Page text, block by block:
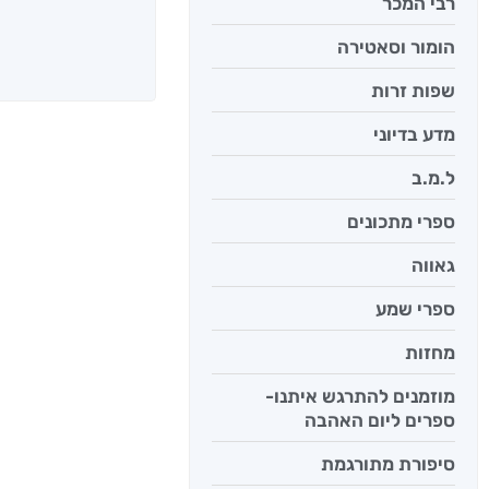
הומור וסאטירה
שפות זרות
מדע בדיוני
ל.מ.ב
ספרי מתכונים
גאווה
ספרי שמע
מחזות
מוזמנים להתרגש איתנו-
ספרים ליום האהבה
סיפורת מתורגמת